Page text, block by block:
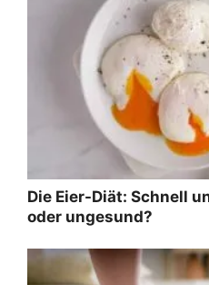
Die Eier-Diät: Schnell
oder ungesund?